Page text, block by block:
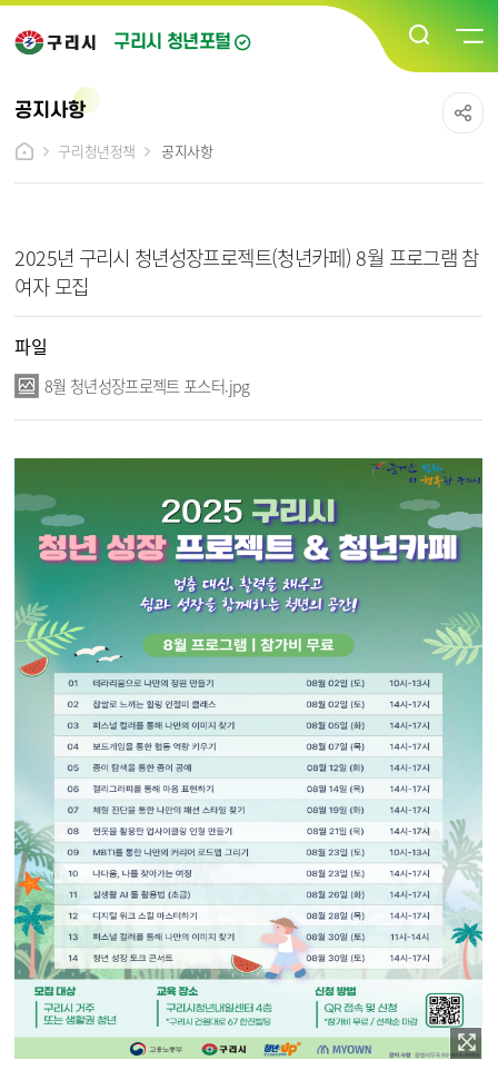
구리시 청년포털
공지사항
구리청년정책
공지사항
2025년 구리시 청년성장프로젝트(청년카페) 8월 프로그램 참
여자 모집
파일
8월 청년성장프로젝트 포스터.jpg